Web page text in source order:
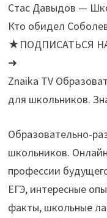
Стас Давыдов —
Кто обидел
★ПОДПИСАТЬСЯ
➜
Znaika TV
для школьников.
Образовательно-
школьников.
профессии
ЕГЭ, интересные
факты, школьные